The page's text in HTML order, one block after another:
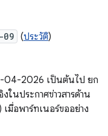
(ประวัติ)
04-2026 เป็นต้นไป ยก
นประกาศข่าวสารด้าน
มื่อพาร์ทเนอร์ขออย่าง